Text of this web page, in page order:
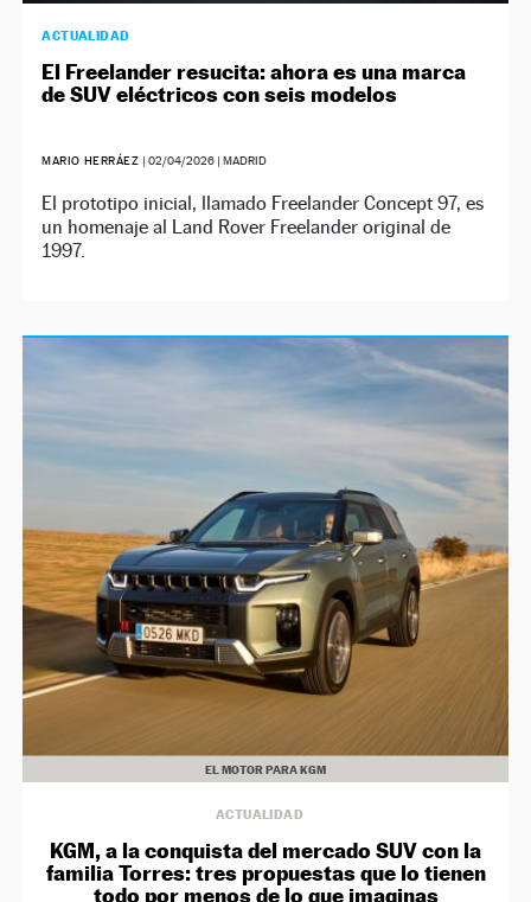
ACTUALIDAD
El Freelander resucita: ahora es una marca
de SUV eléctricos con seis modelos
MARIO HERRÁEZ |02/04/2026 | MADRID
El prototipo inicial, llamado Freelander Concept 97, es
un homenaje al Land Rover Freelander original de
1997.
EL MOTOR PARA KGM
ACTUALIDAD
KGM, a la conquista del mercado SUV con la
familia Torres: tres propuestas que lo tienen
todo por menos de lo que imaginas